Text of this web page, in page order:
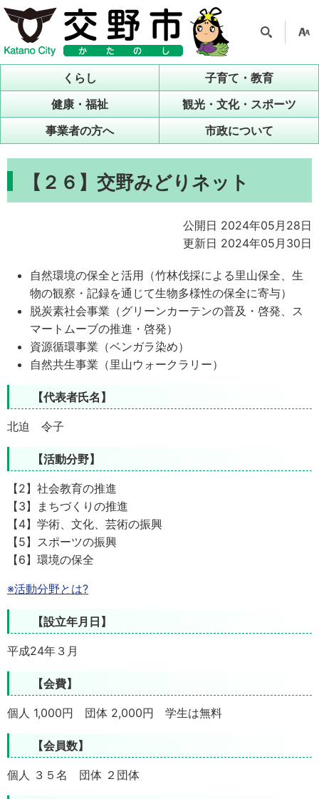
ル
くらし
子育て・教育
健康・福祉
観光・文化・スポーツ
事業者の方へ
市政について
【２６】交野みどりネット
公開日 2024年05月28日
更新日 2024年05月30日
自然環境の保全と活用（竹林伐採による里山保全、生
物の観察・記録を通じて生物多様性の保全に寄与）
脱炭素社会事業（グリーンカーテンの普及・啓発、ス
マートムーブの推進・啓発）
資源循環事業（ベンガラ染め）
自然共生事業（里山ウォークラリー）
【代表者氏名】
北迫 令子
【活動分野】
【2】社会教育の推進
【3】まちづくりの推進
【4】学術、文化、芸術の振興
【5】スポーツの振興
【6】環境の保全
※活動分野とは?
【設立年月日】
平成24年３月
【会費】
個人 1,000円 団体 2,000円 学生は無料
【会員数】
個人 ３５名 団体 ２団体